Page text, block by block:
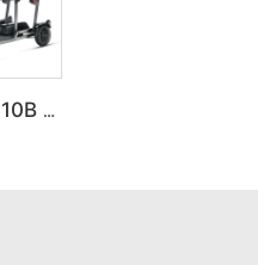
BC-MS310B Nouveau design premium de trottinette électrique ultra-légère à 4 roues pour personnes âgées